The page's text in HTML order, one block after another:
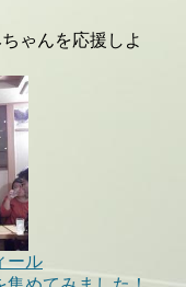
ゃんを応援しよ
ール